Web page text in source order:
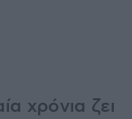
χρόνια ζει